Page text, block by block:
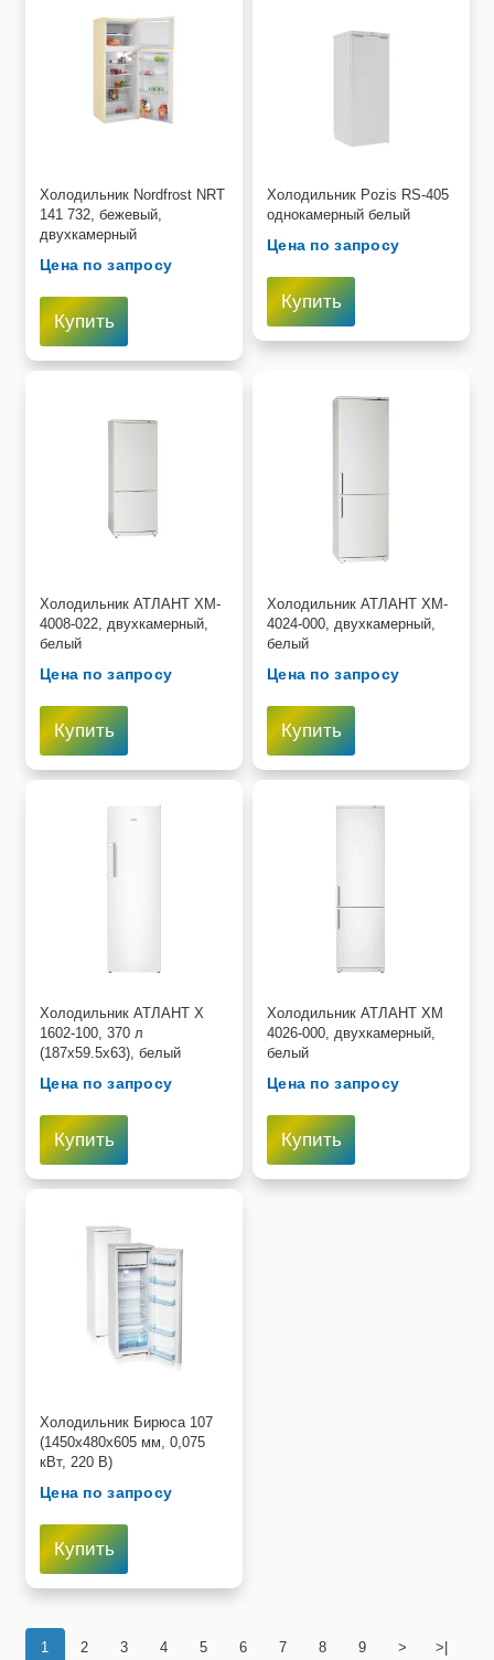
Холодильник Nordfrost NRT
141 732, бежевый,
двухкамерный
Цена по запросу
Купить
Холодильник Pozis RS-405
однокамерный белый
Цена по запросу
Купить
Холодильник АТЛАНТ XM-
4008-022, двухкамерный,
белый
Цена по запросу
Купить
Холодильник АТЛАНТ XM-
4024-000, двухкамерный,
белый
Цена по запросу
Купить
Холодильник АТЛАНТ Х
1602-100, 370 л
(187х59.5х63), белый
Цена по запросу
Купить
Холодильник АТЛАНТ ХМ
4026-000, двухкамерный,
белый
Цена по запросу
Купить
Холодильник Бирюса 107
(1450х480х605 мм, 0,075
кВт, 220 В)
Цена по запросу
Купить
1 2 3 4 5 6 7 8 9 > >|